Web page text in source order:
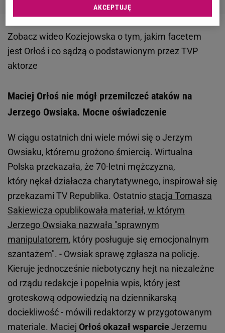
Zobacz wideo Koziejowska o tym, jakim facetem
jest Orłoś i co sądzą o podstawionym przez TVP
aktorze
Maciej Orłoś nie mógł przemilczeć ataków na
Jerzego Owsiaka. Mocne oświadczenie
W ciągu ostatnich dni wiele mówi się o Jerzym
Owsiaku, któremu grożono śmiercią. Wirtualna
Polska przekazała, że 70-letni mężczyzna,
który nękał działacza charytatywnego, inspirował się
przekazami TV Republika. Ostatnio stacja Tomasza
Sakiewicza opublikowała materiał, w którym
Jerzego Owsiaka nazwała "sprawnym
manipulatorem, który posługuje się emocjonalnym
szantażem". - Owsiak sprawę zgłasza na policję.
Kieruje jednocześnie niebotyczny hejt na niezależne
od rządu redakcje i popełnia wpis, który jest
groteskową odpowiedzią na dziennikarską
dociekliwość - mówili redaktorzy w przygotowanym
materiale. Maciej Orłoś okazał wsparcieJerzemu
AKCEPTUJĘ